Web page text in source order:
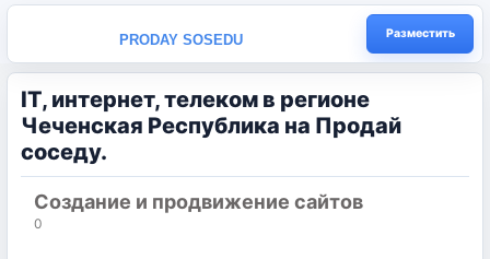
PRODAY SOSEDU Разместить
IT, интернет, телеком в регионе
Чеченская Республика на Продай
соседу.
Создание и продвижение сайтов
0